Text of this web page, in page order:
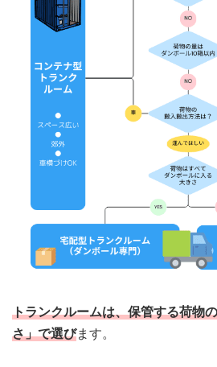
トランクルームは、保管する荷物
さ」で選びます。